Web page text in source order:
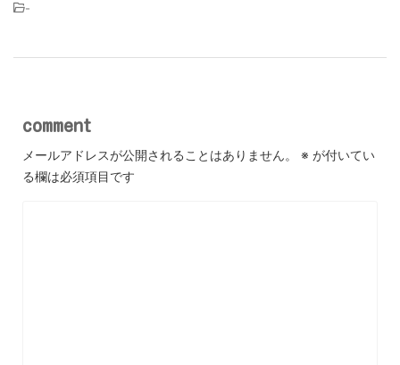
-
comment
メールアドレスが公開されることはありません。 ※ が付いてい
る欄は必須項目です